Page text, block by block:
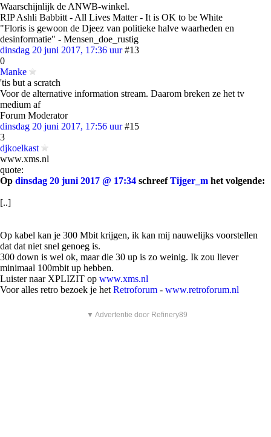
Waarschijnlijk de ANWB-winkel.
RIP Ashli Babbitt - All Lives Matter - It is OK to be White
"Floris is gewoon de Djeez van politieke halve waarheden en
desinformatie" - Mensen_doe_rustig
dinsdag 20 juni 2017, 17:36 uur #13
0
Manke
'tis but a scratch
Voor de alternative information stream. Daarom breken ze het tv
medium af
Forum Moderator
dinsdag 20 juni 2017, 17:56 uur #15
3
djkoelkast
www.xms.nl
quote:
Op dinsdag 20 juni 2017 @ 17:34 schreefTijger_m het volgende:
[..]
Op kabel kan je 300 Mbit krijgen, ik kan mij nauwelijks voorstellen
dat dat niet snel genoeg is.
300 down is wel ok, maar die 30 up is zo weinig. Ik zou liever
minimaal 100mbit up hebben.
Luister naar XPLIZIT op www.xms.nl
Voor alles retro bezoek je het Retroforum - www.retroforum.nl
▼ Advertentie door Refinery89